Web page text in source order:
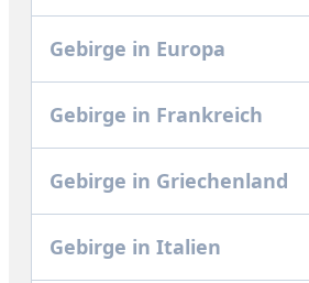
Gebirge in Europa
Gebirge in Frankreich
Gebirge in Griechenland
Gebirge in Italien